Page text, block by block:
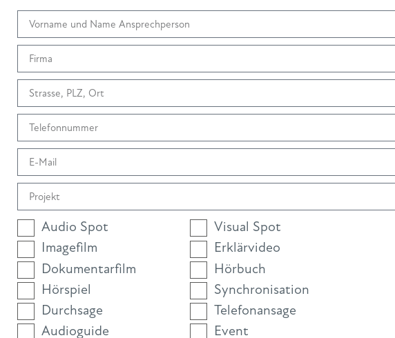
Audio Spot
Visual Spot
Imagefilm
Erklärvideo
Dokumentarfilm
Hörbuch
Hörspiel
Synchronisation
Durchsage
Telefonansage
Audioguide
Event